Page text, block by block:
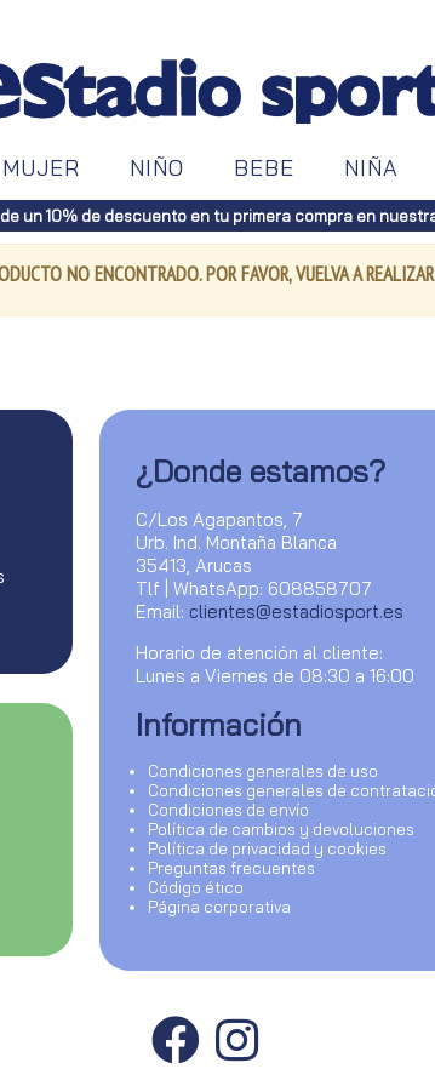
MUJER NIÑO BEBE NIÑA
un 10% de descuento en tu primera compra en
NO ENCONTRADO. POR FAVOR, VUELVA A
¿Donde estamos?
C/Los Agapantos, 7
Urb. Ind. Montaña Blanca
35413, Arucas
Tlf | WhatsApp: 608858707
Email: clientes@estadiosport.es
Horario de atención al cliente:
Lunes a Viernes de 08:30 a 16:00
Información
Condiciones generales de uso
Condiciones generales de
Condiciones de envío
Política de cambios y devoluciones
Política de privacidad y cookies
Preguntas frecuentes
Código ético
Página corporativa